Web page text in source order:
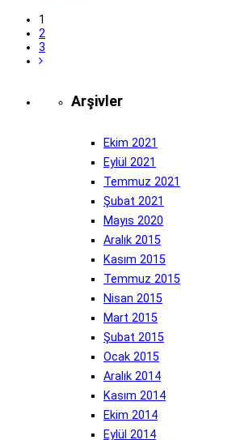
1
2
3
Arşivler
Ekim 2021
Eylül 2021
Temmuz 2021
Şubat 2021
Mayıs 2020
Aralık 2015
Kasım 2015
Temmuz 2015
Nisan 2015
Mart 2015
Şubat 2015
Ocak 2015
Aralık 2014
Kasım 2014
Ekim 2014
Eylül 2014